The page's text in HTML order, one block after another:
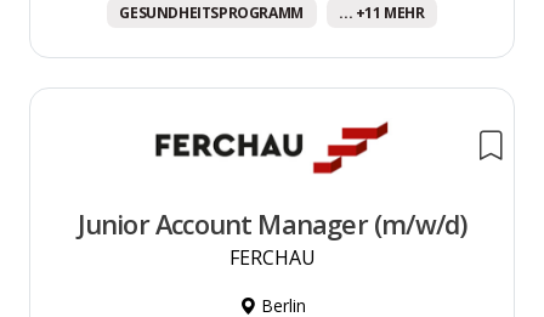
GESUNDHEITSPROGRAMM ... +11 MEHR
Junior Account Manager (m/w/d)
FERCHAU
Berlin